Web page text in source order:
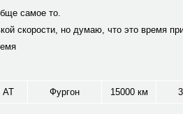
самое то.
скорости, но думаю, что это время
AT Фургон 15000 км 3